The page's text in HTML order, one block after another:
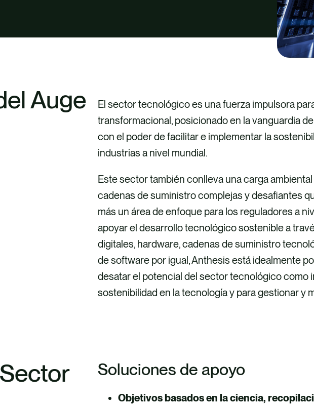
Auge
El sector tecnológico es una fuerza impulsora
transformacional, posicionado en la vanguardia
con el poder de facilitar e implementar la
industrias a nivel mundial.
Este sector también conlleva una carga
cadenas de suministro complejas y desafiantes
más un área de enfoque para los reguladores a
apoyar el desarrollo tecnológico sostenible a
digitales, hardware, cadenas de suministro
de software por igual, Anthesis está idealmente
desatar el potencial del sector tecnológico como
sostenibilidad en la tecnología y para gestionar y
Soluciones de apoyo
Objetivos basados en la ciencia,